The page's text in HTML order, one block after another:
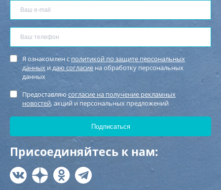
Я ознакомлен с политикой по защите персональных
данных идаю согласие на обработку персональных
данных
Предоставляю согласие на получение рекламных
новостей, акций и персональных предложений
Присоединяйтесь к нам: